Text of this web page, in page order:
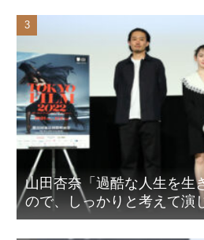
山田杏奈「過酷な人生を生
ので、しっかりと考えて演
『山女』東京国際映画祭